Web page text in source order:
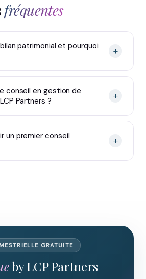
fréquentes
patrimonial et pourquoi
+
conseil en gestion de
Partners ?
+
un premier conseil
+
GRATUITE
by LCP Partners